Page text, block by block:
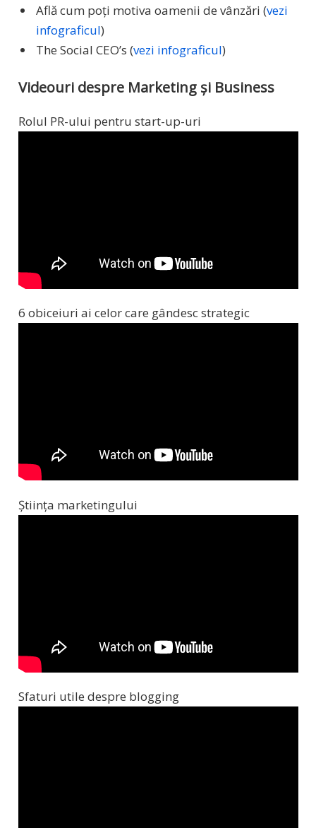
Află cum poți motiva oamenii de vânzări (vezi
infograficul)
The Social CEO’s (vezi infograficul)
Videouri despre Marketing și Business
Rolul PR-ului pentru start-up-uri
6 obiceiuri ai celor care gândesc strategic
Știința marketingului
Sfaturi utile despre blogging